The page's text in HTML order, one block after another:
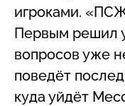
игроками.
Первым решил
вопросов уже
поведёт
куда уйдёт